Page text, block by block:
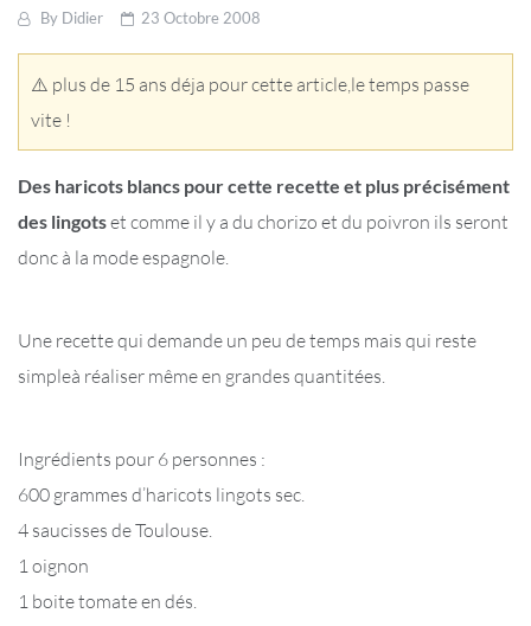
By Didier 23 Octobre 2008
⚠️ plus de 15 ans déja pour cette article,le temps passe
vite !
Des haricots blancs pour cette recette et plus précisément
des lingotset comme il y a du chorizo et du poivron ils seront
donc à la mode espagnole.
Une recette qui demande un peu de temps mais qui reste
simpleà réaliser même en grandes quantitées.
Ingrédients pour 6 personnes :
600 grammes d’haricots lingots sec.
4 saucisses de Toulouse.
1 oignon
1 boite tomate en dés.